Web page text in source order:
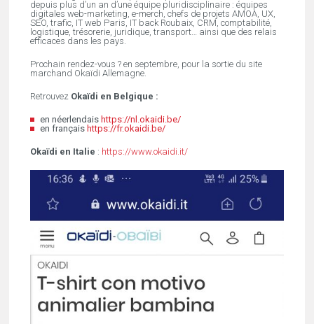
depuis plus d’un an d’une équipe pluridisciplinaire : équipes
digitales web-marketing, e-merch, chefs de projets AMOA, UX,
SEO, trafic, IT web Paris, IT back Roubaix, CRM, comptabilité,
logistique, trésorerie, juridique, transport… ainsi que des relais
efficaces dans les pays.
Prochain rendez-vous ? en septembre, pour la sortie du site
marchand Okaïdi Allemagne.
Retrouvez Okaïdi en Belgique :
en néerlendais https://nl.okaidi.be/
en français https://fr.okaidi.be/
Okaïdi en Italie : https://www.okaidi.it/